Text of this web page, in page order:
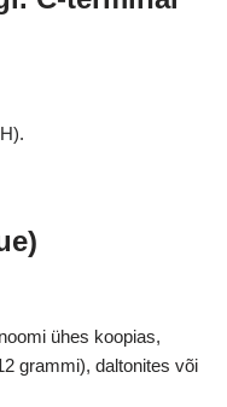
ühes koopias,
grammi), daltonites või